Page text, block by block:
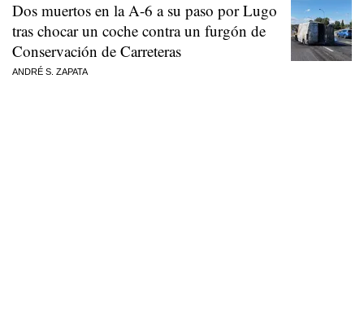
Dos muertos en la A-6 a su paso por Lugo
tras chocar un coche contra un furgón de
Conservación de Carreteras
ANDRÉ S. ZAPATA